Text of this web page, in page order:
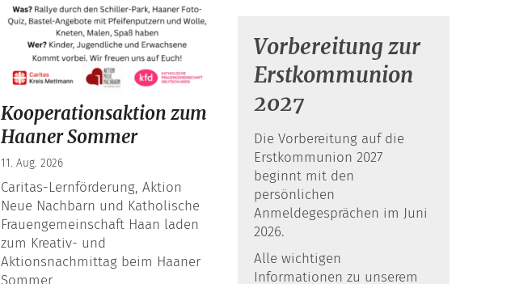
Kooperationsaktion zum
Haaner Sommer
11. Aug. 2026
Caritas-Lernförderung, Aktion
Neue Nachbarn und Katholische
Frauengemeinschaft Haan laden
zum Kreativ- und
Aktionsnachmittag beim Haaner
Sommer
Vorbereitung zur
Erstkommunion
2027
Die Vorbereitung auf die
Erstkommunion 2027
beginnt mit den
persönlichen
Anmeldegesprächen im Juni
2026.
Alle wichtigen
Informationen zu unserem